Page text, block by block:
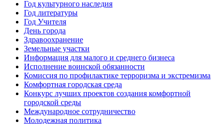
Год культурного наследия
Год литературы
Год Учителя
День города
Здравоохранение
Земельные участки
Информация для малого и среднего бизнеса
Исполнение воинской обязанности
Комиссия по профилактике терроризма и экстремизма
Комфортная городская среда
Конкурс лучших проектов создания комфортной
городской среды
Международное сотрудничество
Молодежная политика